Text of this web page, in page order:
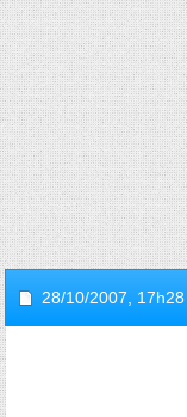
28/10/2007, 17h28